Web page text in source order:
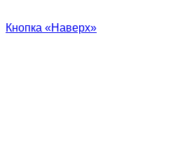
Кнопка «Наверх»